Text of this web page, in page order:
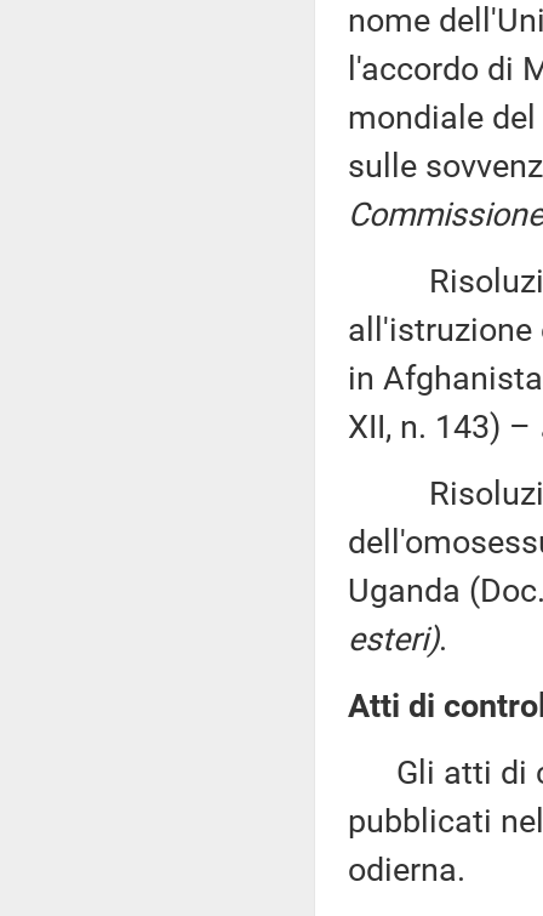
nome
l'accordo di
mondiale
sulle
in
XII, n. 143) –
Uganda
esteri).
Atti di
Gli atti di
pubblicati
odierna.